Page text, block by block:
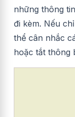
những thông
đi kèm. Nếu
thể cân nhắc
hoặc tắt thông